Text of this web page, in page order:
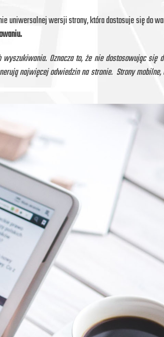
uniwersalnej wersji strony, która dostosuje się do
Oznacza to, że nie dostosowując się
najwięcej odwiedzin na stronie. Strony